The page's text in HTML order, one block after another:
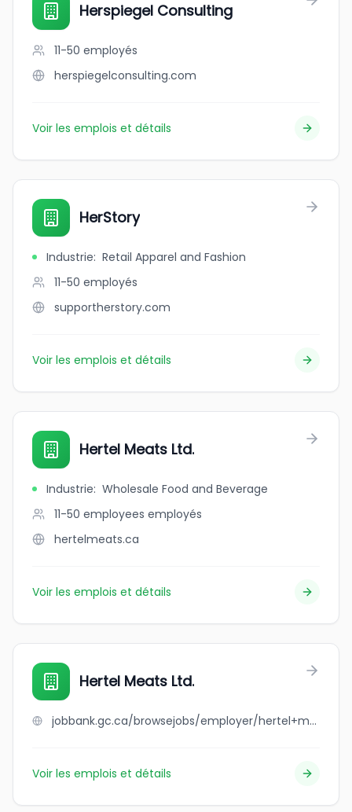
Herspiegel Consulting
11-50 employés
herspiegelconsulting.com
Voir les emplois et détails
HerStory
Industrie: Retail Apparel and Fashion
11-50 employés
supportherstory.com
Voir les emplois et détails
Hertel Meats Ltd.
Industrie: Wholesale Food and Beverage
11-50 employees employés
hertelmeats.ca
Voir les emplois et détails
Hertel Meats Ltd.
jobbank.gc.ca/browsejobs/employer/hertel+meats+ltd./ca
Voir les emplois et détails